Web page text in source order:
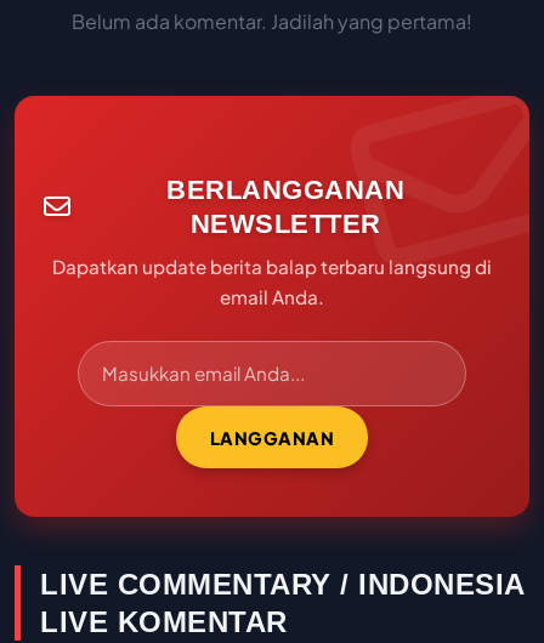
Belum ada komentar. Jadilah yang pertama!
BERLANGGANAN
NEWSLETTER
Dapatkan update berita balap terbaru langsung di
email Anda.
LANGGANAN
LIVE COMMENTARY / INDONESIA
LIVE KOMENTAR